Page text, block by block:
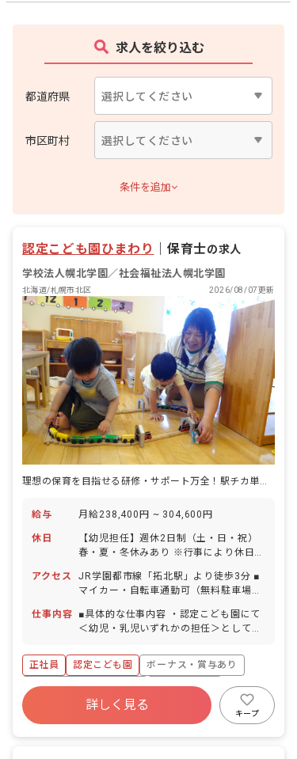
求人を絞り込む
都道府県
市区町村
条件を追加
認定こども園ひまわり ｜保育士の求人
学校法人幌北学園／社会福祉法人幌北学園
北海道/札幌市北区 2026/08/07更新
理想の保育を目指せる研修・サポート万全！駅チカ単身寮有！
給与 月給238,400円 ~ 304,600円
休日
【幼児担任】週休2日制（土・日・祝）
春・夏・冬休みあり ※行事により休日出
休2日制（日・祝） ※行事により休日出
勤あり ※土曜勤務の週は平日公休あり
年末年始休暇（12/29〜1/3） 有給休暇
（6カ月経過後10日付与） 慶弔休暇 産
休・育休取得実績あり） 介護休暇 ※年
間休日（いずれも有給休暇は別途付与）
幼児担任：140日 乳児担任：117日
アクセス
JR学園都市線「拓北駅」より徒歩3分 ■
マイカー・自転車通勤可（無料駐車場・
ください。
仕事内容
■具体的な仕事内容 ・認定こども園にて
＜幼児・乳児いずれかの担任＞として勤
を囲む園舎が特徴的で、いつも子どもた
ちの楽しそうな声が響くあたたかい園で
す。 ＜クラス定員＞2023年4月現在 0歳
児クラス 7名／職員4名 1歳児クラス
16名／職員4名 2歳児クラス 26名／職
員8名 3歳児クラス 62名／職員4名 4歳
正社員 認定こども園
ボーナス・賞与あり
寮・住宅・家賃補助あり
社会保険完備
福利厚生充実
退職金制度
詳しく見る
キープ